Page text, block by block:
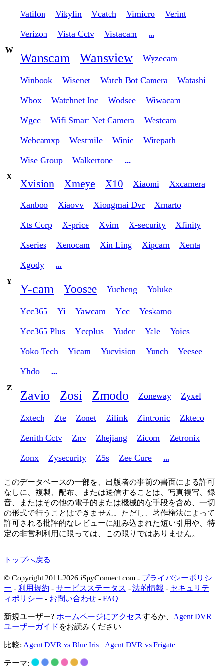
Vatilon Vikylin Vcatch Vimicro Verint
Verizon Vista Cctv Vistacam
...
W
Wanscam Wansview Wyzecam
Winbook Wisenet Watch Bot Camera Watashi
Wbox Watchnet Inc Wodsee Wiwacam
Wgcc Wifi Smart Net Camera Westcam
Webcamxp Westmile Winic Wirepath
Wise Group Walkertone
...
X
Xvision Xmeye X10 Xiaomi Xxcamera
Xanboo Xiaovv Xiongmai Dvr Xmarto
Xts Corp X-price Xvim X-security Xfinity
Xseries Xenocam Xin Ling Xipcam Xenta
Xgody
...
Y
Y-cam Yoosee Yucheng Yoluke
Ycc365 Yi Yawcam Ycc Yeskamo
Ycc365 Plus Yccplus Yudor Yale Yoics
Yoko Tech Yicam Yucvision Yunch Yeesee
Yhdo
...
Z
Zavio Zosi Zmodo Zoneway Zyxel
Zxtech Zte Zonet Zilink Zintronic Zkteco
Zenith Cctv Znv Zhejiang Zicom Zetronix
Zonx Zysecurity Z5s Zee Cure ...
このデータベースの一部を、出版者の事前の書面による許可
なしに、複製、配布、または送信することは、写真複写、録
音、またはその他の電子的または機械的な手段を含め、一切
の形式で行うことはできません。ただし、著作権法によって
許可される批評的なレビューに組み込まれた短い引用や、特
定の非営利利用に限っては、この限りではありません。
トップへ戻る
© Copyright 2011-2026 iSpyConnect.com - プライバシーポリシ
ー - 利用規約 - サービスステータス - 法的情報 - セキュリテ
ィポリシー - お問い合わせ - FAQ
新規ユーザー? ホームページにアクセスするか、 Agent DVR
ユーザーガイド をお読みください
比較: Agent DVR vs Blue Iris · Agent DVR vs Frigate
テーマ: